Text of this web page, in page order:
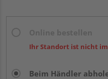
Ihr Standort ist nicht
Beim Händler